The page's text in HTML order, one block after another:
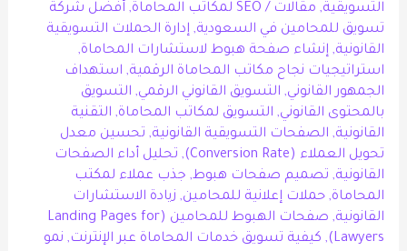
التسويقية, مقالات / SEO لمكاتب المحاماة , أفضل شركة
تسويق للمحامين في السعودية,إدارة الحملات التسويقية
القانونية,إنشاء صفحة هبوط لاستشارات المحاماة,
استراتيجيات نجاح مكاتب المحاماة الرقمية, استهداف
الجمهور القانوني, التسويق القانوني الرقمي, التسويق
بالمحتوى القانوني, التسويق لمكاتب المحاماة, التقنية
القانونية, الصفحات التسويقية القانونية, تحسين معدل
تحويل العملاء (Conversion Rate)
, تحليل أداء الصفحات
القانونية, تصميم صفحات هبوط, جذب عملاء لمكتب
المحاماة,حملات إعلانية للمحامين, زيادة الاستشارات
القانونية,
صفحات الهبوط للمحامين (Landing Pages for
Lawyers)
, كيفية تسويق خدمات المحاماة عبر الإنترنت, نمو